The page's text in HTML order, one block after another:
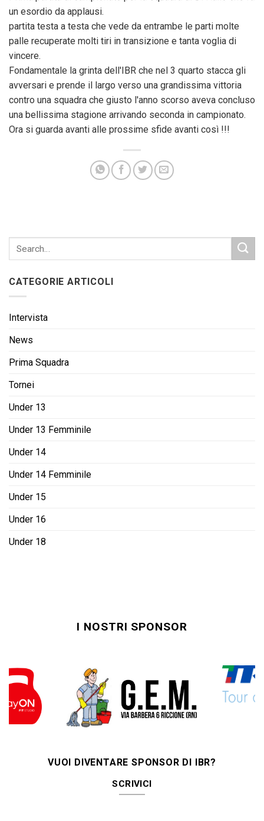
un esordio da applausi.
partita testa a testa che vede da entrambe le parti molte
palle recuperate molti tiri in transizione e tanta voglia di
vincere.
Fondamentale la grinta dell'IBR che nel 3 quarto stacca gli
avversari e prende il largo verso una grandissima vittoria
contro una squadra che giusto l'anno scorso aveva concluso
una bellissima stagione arrivando seconda in campionato.
Ora si guarda avanti alle prossime sfide avanti così !!!
CATEGORIE ARTICOLI
Intervista
News
Prima Squadra
Tornei
Under 13
Under 13 Femminile
Under 14
Under 14 Femminile
Under 15
Under 16
Under 18
I NOSTRI SPONSOR
VUOI DIVENTARE SPONSOR DI IBR?
SCRIVICI